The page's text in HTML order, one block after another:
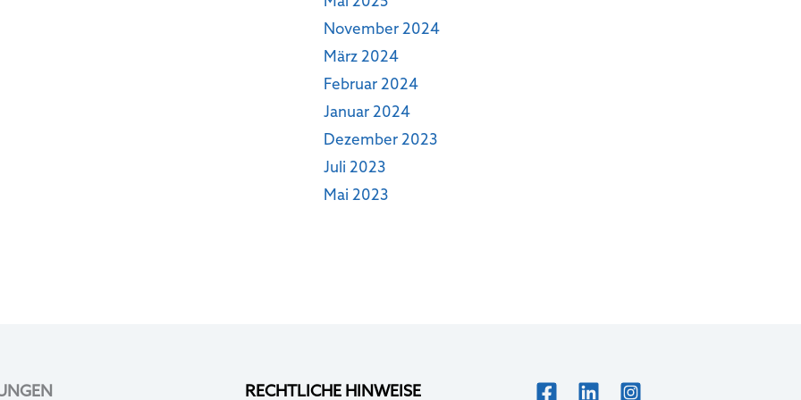
November 2024
März 2024
Februar 2024
Januar 2024
Dezember 2023
Juli 2023
Mai 2023
RECHTLICHE HINWEISE